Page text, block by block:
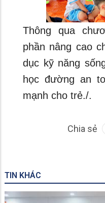
Thông qua
phần nâng cao
dục kỹ năng
học đường an
mạnh cho trẻ./.
Chia sẻ
TIN KHÁC